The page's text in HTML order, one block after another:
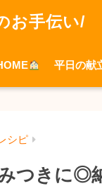
お手伝い/
平日の献
シピ
つきに◎